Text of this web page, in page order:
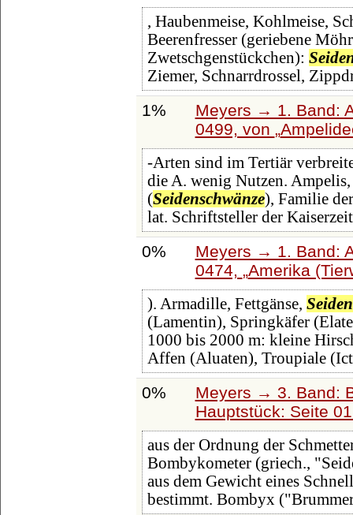
, Haubenmeise, Kohlmeise,
Beerenfresser (geriebene
Zwetschgenstückchen):
Ziemer, Schnarrdrossel,
1%
Meyers → 1. Band:
0499, von
-Arten sind im Tertiär
die A. wenig Nutzen.
(Seidenschwänze), Familie
lat. Schriftsteller der
0%
Meyers → 1. Band:
0474,
Amerika
). Armadille, Fettgänse,
(Lamentin), Springkäfer
1000 bis 2000 m: kleine
Affen (Aluaten), Troupiale
0%
Meyers → 3. Band:
Hauptstück: Seite
aus der Ordnung der
Bombykometer (griech.,
aus dem Gewicht eines
bestimmt. Bombyx